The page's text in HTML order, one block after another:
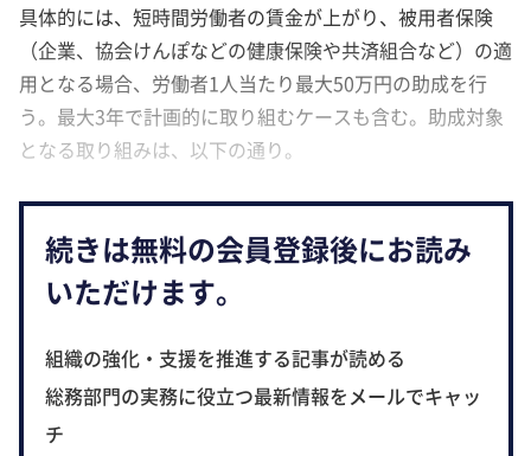
具体的には、短時間労働者の賃金が上がり、被用者保険
（企業、協会けんぽなどの健康保険や共済組合など）の適
用となる場合、労働者1人当たり最大50万円の助成を行
う。最大3年で計画的に取り組むケースも含む。助成対象
となる取り組みは、以下の通り。
続きは無料の会員登録後にお読み
いただけます。
組織の強化・支援を推進する記事が読める
総務部門の実務に役立つ最新情報をメールでキャッ
チ